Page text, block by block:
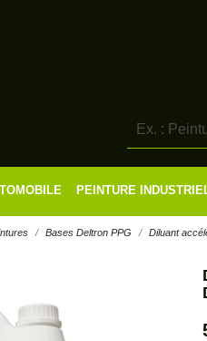
PEINTURE
Bases Deltron PPG Diluant